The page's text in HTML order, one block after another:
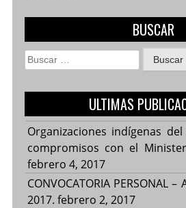
BUSCAR
Buscar:
ULTIMAS
Organizaciones indígenas
compromisos con el
febrero 4, 2017
CONVOCATORIA PERSONAL –
2017. febrero 2, 2017